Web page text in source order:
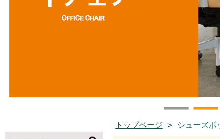
トップページ > シューズボ